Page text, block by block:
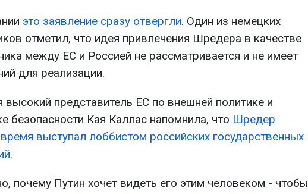
это заявление сразу отвергли. Один из немецких
отметил, что идея привлечения Шредера в качестве
между ЕС и Россией не рассматривается и не имеет
для реализации.
высокий представитель ЕС по внешней политике и
безопасности Кая Каллас напомнила, что Шредер
выступал лоббистом российских государственных
почему Путин хочет видеть его этим человеком - чтобы